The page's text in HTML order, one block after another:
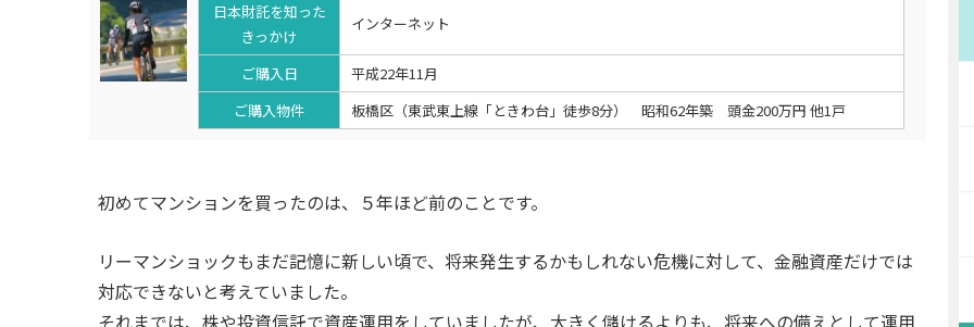
日本財託を知った
きっかけ
インターネット
ご購入日
平成22年11月
ご購入物件
板橋区（東武東上線「ときわ台」徒歩8分） 昭和62年築 頭金200万円 他1戸
初めてマンションを買ったのは、５年ほど前のことです。
リーマンショックもまだ記憶に新しい頃で、将来発生するかもしれない危機に対して、金融資産だけでは
対応できないと考えていました。
それまでは、株や投資信託で資産運用をしていましたが、大きく儲けるよりも、将来への備えとして運用